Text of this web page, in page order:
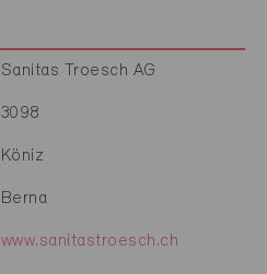
Sanitas Troesch AG
3098
Köniz
Berna
www.sanitastroesch.ch